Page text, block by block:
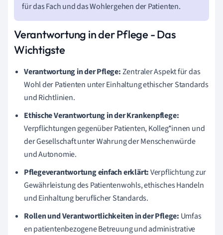
für das Fach und das Wohlergehen der Patienten.
Verantwortung in der Pflege - Das
Wichtigste
Verantwortung in der Pflege:Zentraler Aspekt für das
Wohl der Patienten unter Einhaltung ethischer Standards
und Richtlinien.
Ethische Verantwortung in der Krankenpflege:
Verpflichtungen gegenüber Patienten, Kolleg*innen und
der Gesellschaft unter Wahrung der Menschenwürde
und Autonomie.
Pflegeverantwortung einfach erklärt:Verpflichtung zur
Gewährleistung des Patientenwohls, ethisches Handeln
und Einhaltung beruflicher Standards.
Rollen und Verantwortlichkeiten in der Pflege: Umfas
en patientenbezogene Betreuung und administrative